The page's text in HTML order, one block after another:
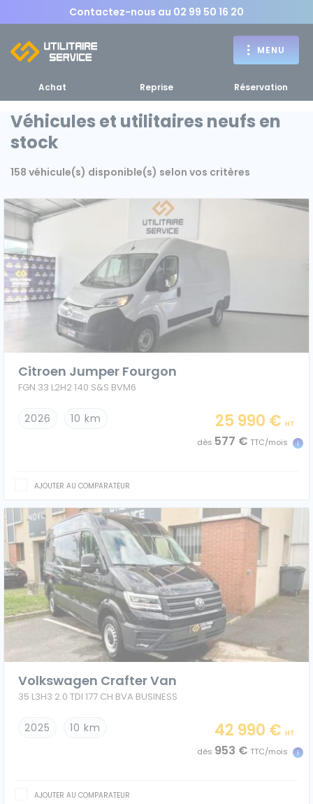
Contactez-nous au 02 99 50 16 20
MENU
Achat
Fourgons Camionnettes
spécifiques
Caisses grands volumes
Minibus
MARQUES
Citroën
Fiat
Ford
Isuzu
Iveco
Nissan
Achat Reprise Réservation
Véhicules et utilitaires neufs en
stock
158 véhicule(s) disponible(s) selon vos critères
Citroen Jumper Fourgon
FGN 33 L2H2 140 S&S BVM6
2026 10 km 25 990 € HT
dès 577 € TTC/mois
AJOUTER AU COMPARATEUR
Volkswagen Crafter Van
35 L3H3 2.0 TDI 177 CH BVA BUSINESS
2025 10 km 42 990 € HT
dès 953 € TTC/mois
AJOUTER AU COMPARATEUR